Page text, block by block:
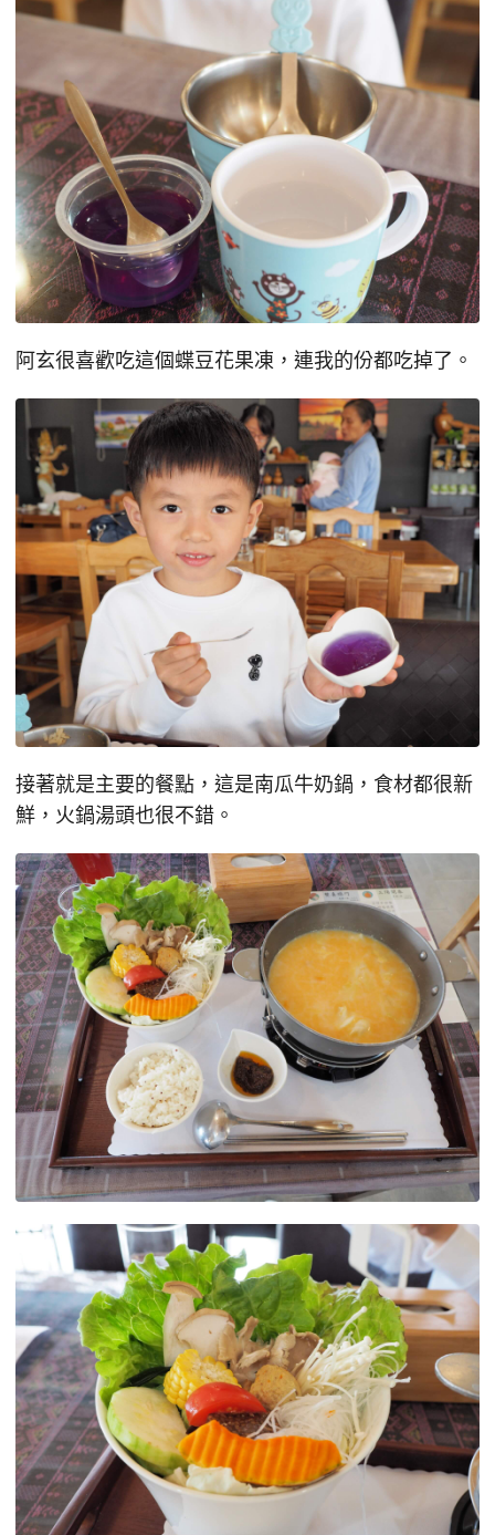
阿玄很喜歡吃這個蝶豆花果凍，連我的份都吃掉了。
接著就是主要的餐點，這是南瓜牛奶鍋，食材都很新
鮮，火鍋湯頭也很不錯。